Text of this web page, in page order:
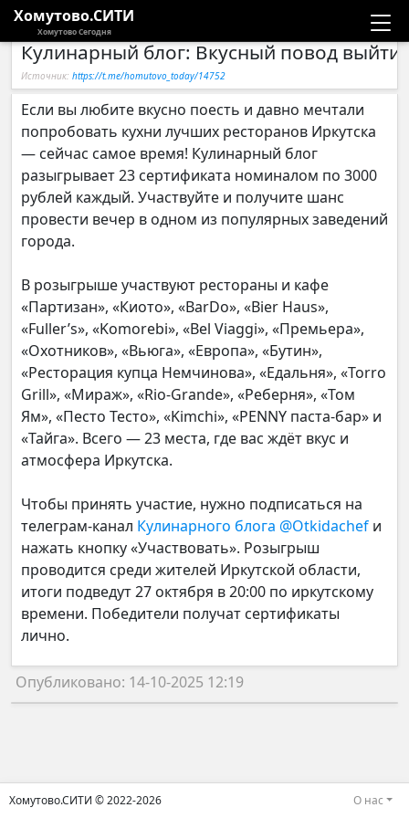
Хомутово.СИТИ
Хомутово Сегодня
Новости
Галерея
Компании
Кулинарный блог: Вкусный повод выйти
Источник: https://t.me/homutovo_today/14752
Если вы любите вкусно поесть и давно мечтали
попробовать кухни лучших ресторанов Иркутска
— сейчас самое время! Кулинарный блог
разыгрывает 23 сертификата номиналом по 3000
рублей каждый. Участвуйте и получите шанс
провести вечер в одном из популярных заведений
города.
В розыгрыше участвуют рестораны и кафе
«Партизан», «Киото», «BarDo», «Bier Haus»,
«Fuller’s», «Komorebi», «Bel Viaggi», «Премьера»,
«Охотников», «Вьюга», «Европа», «Бутин»,
«Ресторация купца Немчинова», «Едальня», «Torro
Grill», «Мираж», «Rio-Grande», «Реберня», «Том
Ям», «Песто Тесто», «Kimchi», «PENNY паста-бар» и
«Тайга». Всего — 23 места, где вас ждёт вкус и
атмосфера Иркутска.
Чтобы принять участие, нужно подписаться на
телеграм-канал Кулинарного блога @Otkidachef и
нажать кнопку «Участвовать». Розыгрыш
проводится среди жителей Иркутской области,
итоги подведут 27 октября в 20:00 по иркутскому
времени. Победители получат сертификаты
лично.
Опубликовано: 14-10-2025 12:19
Хомутово.СИТИ © 2022-2026 О нас